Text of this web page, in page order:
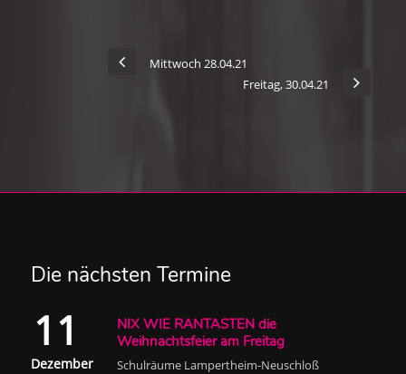
Mittwoch 28.04.21
Freitag, 30.04.21
Die nächsten Termine
11
Dezember
NIX WIE RANTASTEN die
Weihnachtsfeier am Freitag
Schulräume Lampertheim-Neuschloß